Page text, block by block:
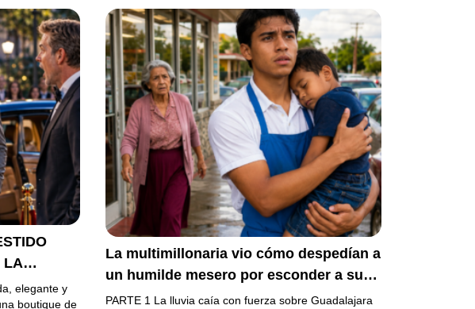
LA
HONOR
elegante y
boutique de
La multimillonaria vio cómo despedían a
un humilde mesero por esconder a su
hermanito enfermo… pero el verdadero
PARTE 1 La lluvia caía con fuerza sobre Guadalajara